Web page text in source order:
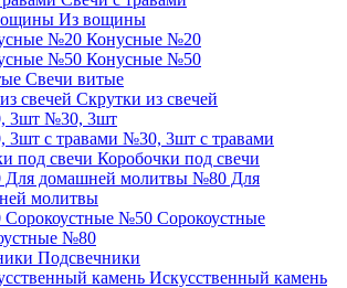
Из вощины
Конусные №20
Конусные №50
Свечи витые
Скрутки из свечей
№30, 3шт
№30, 3шт с травами
Коробочки под свечи
№80 Для
молитвы
№50 Сорокоустные
№80
Подсвечники
Искусственный камень